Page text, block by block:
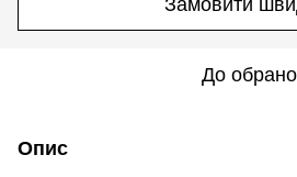
До
Опис